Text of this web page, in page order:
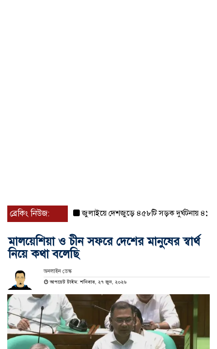
ব্রেকিং নিউজ: জুলাইয়ে দেশজুড়ে ৪৫৮টি সড়ক দুর্ঘটনায় ৪১৬ জন
মালয়েশিয়া ও চীন সফরে দেশের মানুষের স্বার্থ
নিয়ে কথা বলেছি
অনলাইন ডেস্ক
আপডেট টাইম: শনিবার, ২৭ জুন, ২০২৬